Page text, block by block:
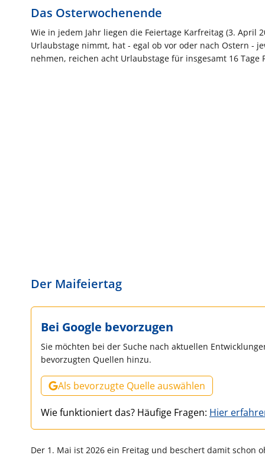
Das Osterwochenende
Wie in jedem Jahr liegen die Feiertage Karfreitag (3. April
Urlaubstage nimmt, hat - egal ob vor oder nach Ostern -
nehmen, reichen acht Urlaubstage für insgesamt 16 Tage
Der Maifeiertag
Bei Google bevorzugen
Sie möchten bei der Suche nach aktuellen
bevorzugten Quellen hinzu.
Als bevorzugte Quelle auswählen
Wie funktioniert das? Häufige Fragen: Hier
Der 1. Mai ist 2026 ein Freitag und beschert damit schon